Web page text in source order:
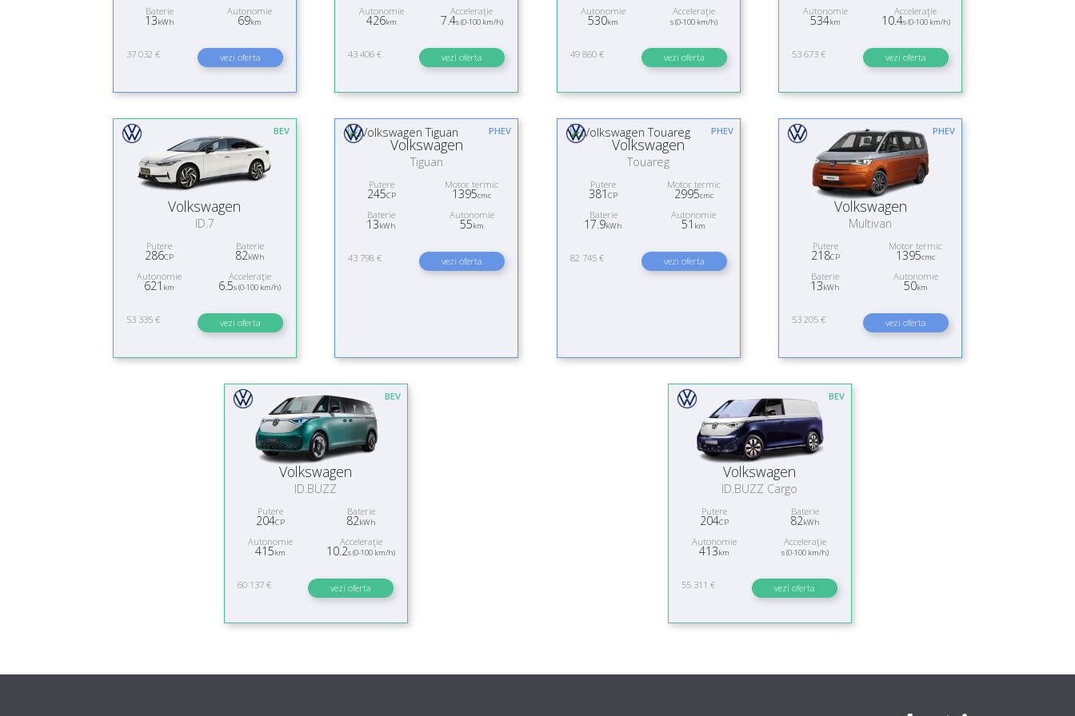
Baterie
13kWh
Autonomie
69km
37 032 € vezi oferta
Autonomie
426km
Acceleraţie
7.4s (0-100 km/h)
43 406 € vezi oferta
Autonomie
530km
Acceleraţie
s (0-100 km/h)
49 860 € vezi oferta
Autonomie
534km
Acceleraţie
10.4s (0-100 km/h)
53 673 € vezi oferta
BEV
Volkswagen
ID.7
Putere
286CP
Baterie
82kWh
Autonomie
621 km
Acceleraţie
6.5s (0-100 km/h)
53 335 € vezi oferta
PHEV
Volkswagen
Tiguan
Putere
245CP
Motor termic
1395cmc
Baterie
13kWh
Autonomie
55km
43 798 € vezi oferta
PHEV
Volkswagen
Touareg
Putere
381CP
Motor termic
2995cmc
Baterie
17.9kWh
Autonomie
51 km
82 745 € vezi oferta
PHEV
Volkswagen
Multivan
Putere
218CP
Motor termic
1395cmc
Baterie
13kWh
Autonomie
50km
53 205 € vezi oferta
BEV
Volkswagen
ID.BUZZ
Putere
204CP
Baterie
82kWh
Autonomie
415km
Acceleraţie
10.2s (0-100 km/h)
60 137 € vezi oferta
BEV
Volkswagen
ID.BUZZ Cargo
Putere
204CP
Baterie
82kWh
Autonomie
413km
Acceleraţie
s (0-100 km/h)
55 311 € vezi oferta